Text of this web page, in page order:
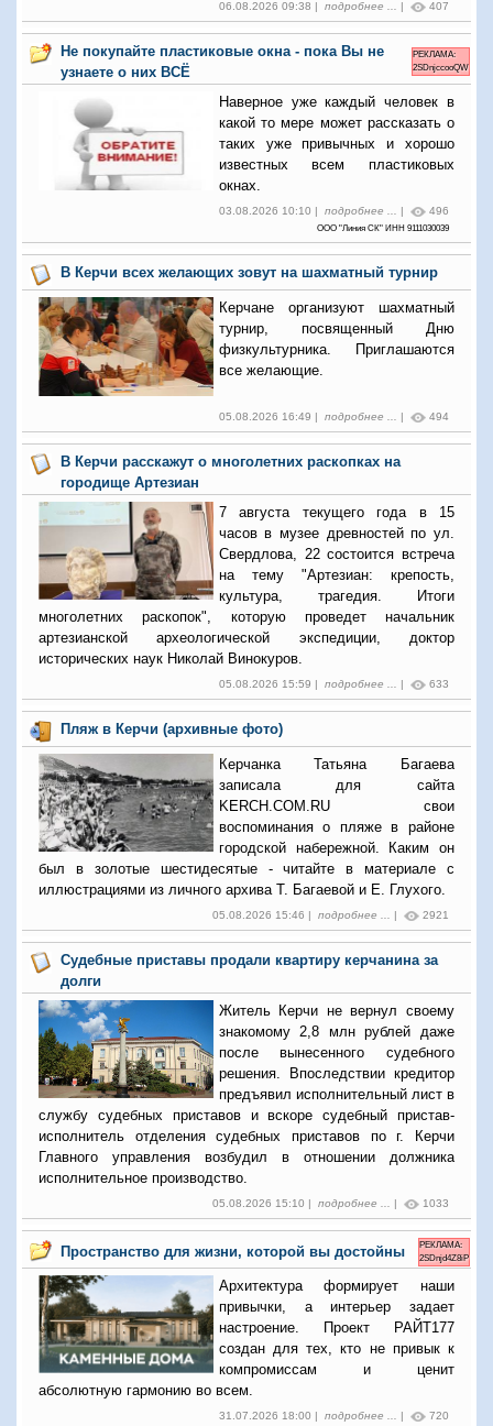
06.08.2026 09:38 | подробнее ... 407
Не покупайте пластиковые окна - пока Вы не
узнаете о них ВСЁ
РЕКЛАМА:
2SDnjccooQW
Наверное уже каждый человек в
какой то мере может рассказать о
таких уже привычных и хорошо
известных всем пластиковых
окнах.
03.08.2026 10:10 | подробнее ... 496
ООО "Линия СК" ИНН 9111030039
В Керчи всех желающих зовут на шахматный турнир
Керчане организуют шахматный
турнир, посвященный Дню
физкультурника. Приглашаются
все желающие.
05.08.2026 16:49 | подробнее ... | 494
В Керчи расскажут о многолетних раскопках на
городище Артезиан
7 августа текущего года в 15
часов в музее древностей по ул.
Свердлова, 22 состоится встреча
на тему "Артезиан: крепость,
культура, трагедия. Итоги
многолетних раскопок", которую проведет начальник
артезианской археологической экспедиции, доктор
исторических наук Николай Винокуров.
05.08.2026 15:59 | подробнее ... | 633
Пляж в Керчи (архивные фото)
Керчанка Татьяна Багаева
записала для сайта
KERCH.COM.RU свои
воспоминания о пляже в районе
городской набережной. Каким он
был в золотые шестидесятые - читайте в материале с
иллюстрациями из личного архива Т. Багаевой и Е. Глухого.
05.08.2026 15:46 | подробнее ... | 2921
Судебные приставы продали квартиру керчанина за
долги
Житель Керчи не вернул своему
знакомому 2,8 млн рублей даже
после вынесенного судебного
решения. Впоследствии кредитор
предъявил исполнительный лист в
службу судебных приставов и вскоре судебный пристав-
исполнитель отделения судебных приставов по г. Керчи
Главного управления возбудил в отношении должника
исполнительное производство.
05.08.2026 15:10 | подробнее ... | 1033
Пространство для жизни, которой вы достойны
РЕКЛАМА:
2SDnjd4Z8iP
Архитектура формирует наши
привычки, а интерьер задает
настроение. Проект РАЙТ177
создан для тех, кто не привык к
компромиссам и ценит
абсолютную гармонию во всем.
31.07.2026 18:00 | подробнее ... | 720